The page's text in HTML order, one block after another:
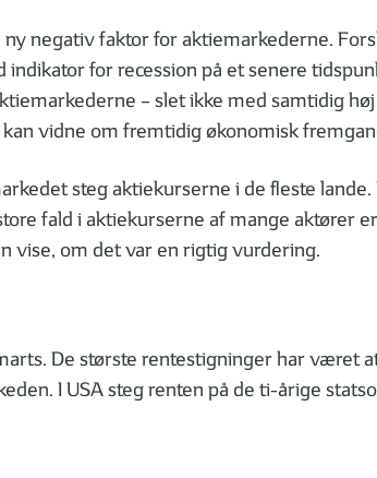
negativ faktor for aktiemarkederne.
for recession på et senere
– slet ikke med samtidig
vidne om fremtidig økonomisk
steg aktiekurserne i de fleste
fald i aktiekurserne af mange aktører
vise, om det var en rigtig vurdering.
De største rentestigninger har været
I USA steg renten på de ti-årige